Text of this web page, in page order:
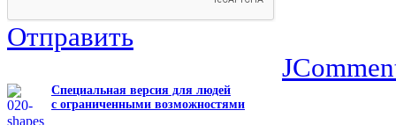
Отправить
Специальная версия для людей
с ограниченными возможностями